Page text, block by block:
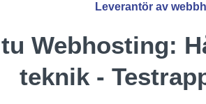
Leverantör av
Webhosting:
teknik -